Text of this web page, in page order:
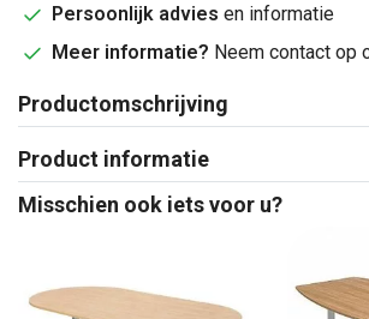
Persoonlijk advies en informatie
Meer informatie? Neem contact op
Productomschrijving
Product informatie
Misschien ook iets voor u?